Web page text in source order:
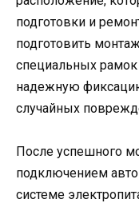
подготовки и
подготовить
специальных
надежную
случайных
После успешного
подключением
системе